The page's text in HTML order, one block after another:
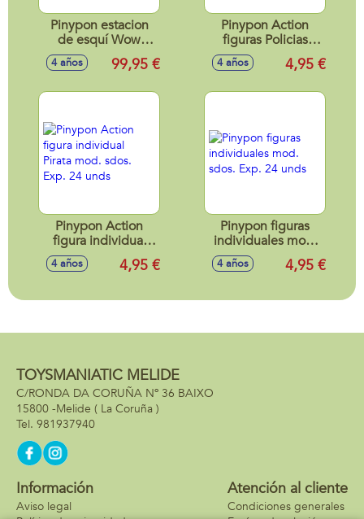
Pinypon estacion
de esquí Wow
Snow Park ¡con
nieve mágica!
1 muñeco de nieve
4 años 99,95 €
Pinypon Action
figuras Policias
Especialistas 4
mod. sdos. Exp. 24
4 años 4,95 €
Pinypon Action
figura individual
Pirata mod. sdos.
Exp. 24 unds
4 años 4,95 €
Pinypon figuras
individuales mod.
sdos. Exp. 24 unds
4 años 4,95 €
TOYSMANIATIC MELIDE
C/RONDA DA CORUÑA Nº 36 BAIXO
15800 -Melide ( La Coruña )
981937940
Información
Aviso legal
Atención al cliente
Condiciones generales